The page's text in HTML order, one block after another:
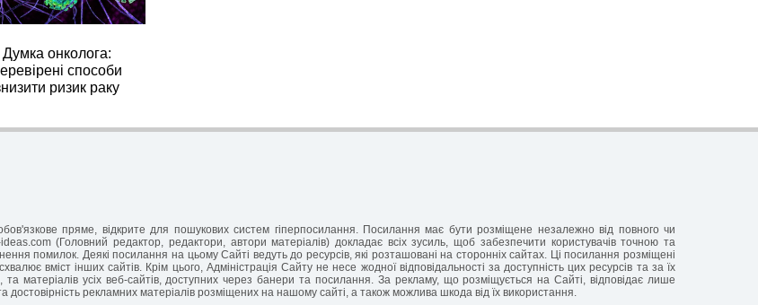
Думка онколога:
способи
ризик раку
пряме, відкрите для пошукових систем гіперпосилання. Посилання має бути розміщене незалежно від повного чи
(Головний редактор, редактори, автори матеріалів) докладає всіх зусиль, щоб забезпечити користувачів точною та
помилок. Деякі посилання на цьому Сайті ведуть до ресурсів, які розташовані на сторонніх сайтах. Ці посилання розміщені
вміст інших сайтів. Крім цього, Адміністрація Сайту не несе жодної відповідальності за доступність цих ресурсів та за їх
матеріалів усіх веб-сайтів, доступних через банери та посилання. За рекламу, що розміщується на Сайті, відповідає лише
достовірність рекламних матеріалів розміщених на нашому сайті, а також можлива шкода від їх використання.